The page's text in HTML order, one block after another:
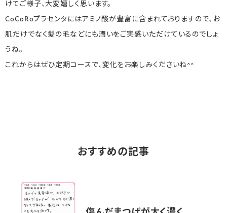
けてご様子、大変嬉しく思います。
CoCoRoプラセンタにはアミノ酸が豊富に含まれておりますので、お
肌だけでなく髪の毛などにも潤いをご実感いただけているのでしょ
うね。
これからはぜひ定期コースで、変化をお楽しみくださいね^^
おすすめの記事